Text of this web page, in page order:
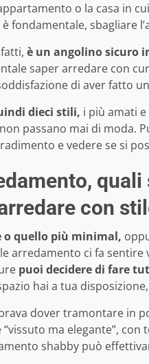
o la casa in
fondamentale, sbagliare
è un angolino sicuro
saper arredare con
di aver fatto
dieci stili, i più amati
passano mai di moda.
e vedere se si
con
o quello più minimal,
arredamento ci fa sentire
puoi decidere di fare
hai a tua
dover tramontare in
ma elegante”,
shabby può